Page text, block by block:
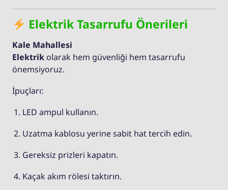
Elektrik Tasarrufu Önerileri
Kale Mahallesi
Elektrik olarak hem güvenliği hem tasarrufu
önemsiyoruz.
İpuçları:
LED ampul kullanın.
Uzatma kablosu yerine sabit hat tercih edin.
Gereksiz prizleri kapatın.
Kaçak akım rölesi taktırın.